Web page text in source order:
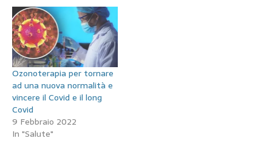
Ozonoterapia per tornare
ad una nuova normalità e
vincere il Covid e il long
Covid
9 Febbraio 2022
In "Salute"